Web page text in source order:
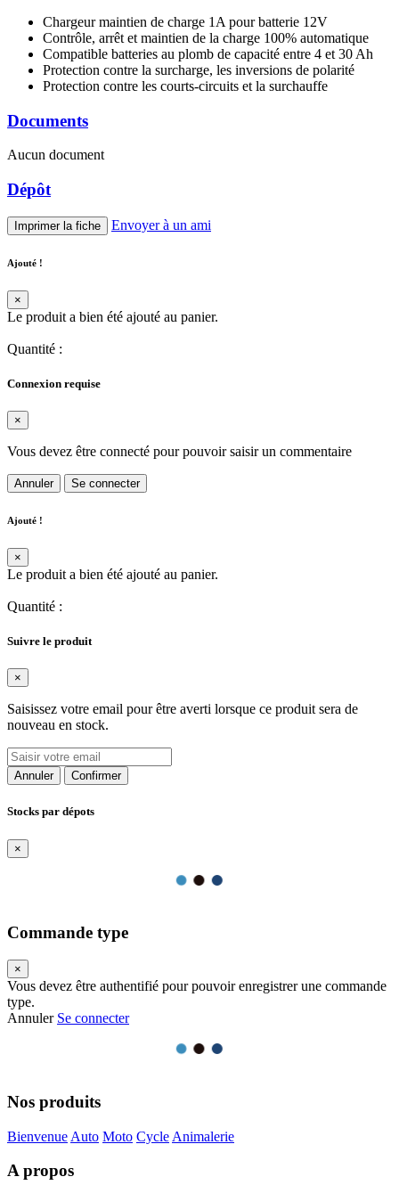
Chargeur maintien de charge 1A pour batterie 12V
Contrôle, arrêt et maintien de la charge 100% automatique
Compatible batteries au plomb de capacité entre 4 et 30 Ah
Protection contre la surcharge, les inversions de polarité
Protection contre les courts-circuits et la surchauffe
Documents
Aucun document
Dépôt
Imprimer la fiche Envoyer à un ami
Ajouté !
×
Le produit a bien été ajouté au panier.
Quantité :
Connexion requise
×
Vous devez être connecté pour pouvoir saisir un commentaire
Annuler Se connecter
Ajouté !
×
Le produit a bien été ajouté au panier.
Quantité :
Suivre le produit
×
Saisissez votre email pour être averti lorsque ce produit sera de
nouveau en stock.
Annuler Confirmer
Stocks par dépots
×
Commande type
×
Vous devez être authentifié pour pouvoir enregistrer une commande
type.
Annuler Se connecter
Nos produits
Bienvenue Auto Moto Cycle Animalerie
A propos